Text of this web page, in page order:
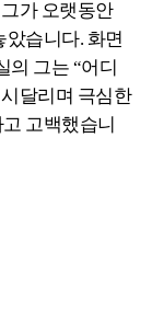
가 오랫동안
았습니다. 화면
의 그는 “어디
달리며 극심한
고백했습니